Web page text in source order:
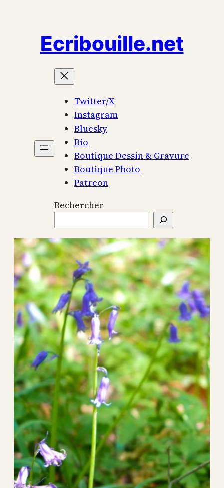
Ecribouille.net
Twitter/X
Instagram
Bluesky
Bio
Boutique Dessin & Gravure
Boutique Photo
Patreon
Rechercher